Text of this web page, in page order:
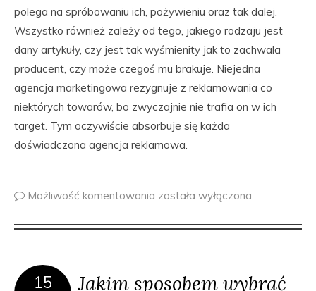
polega na spróbowaniu ich, pożywieniu oraz tak dalej.
Wszystko również zależy od tego, jakiego rodzaju jest
dany artykuły, czy jest tak wyśmienity jak to zachwala
producent, czy może czegoś mu brakuje. Niejedna
agencja marketingowa rezygnuje z reklamowania co
niektórych towarów, bo zwyczajnie nie trafia on w ich
target. Tym oczywiście absorbuje się każda
doświadczona agencja reklamowa.
Możliwość komentowania została wyłączona
15 Jakim sposobem wybrać